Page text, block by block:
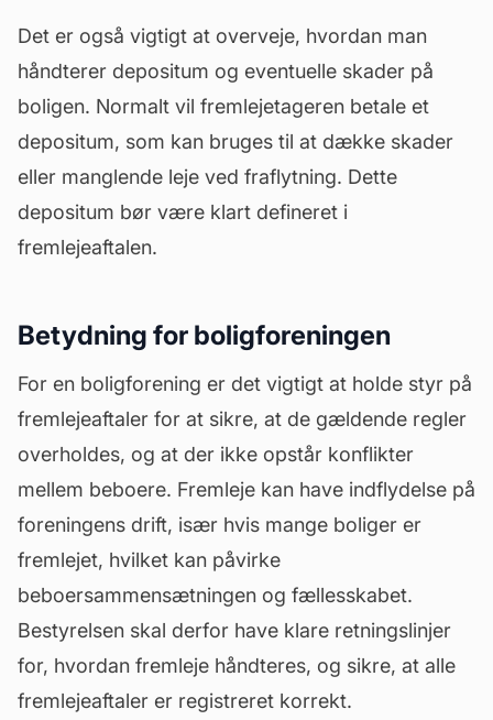
Det er også vigtigt at overveje, hvordan man
håndterer depositum og eventuelle skader på
boligen. Normalt vil fremlejetageren betale et
depositum, som kan bruges til at dække skader
eller manglende leje ved fraflytning. Dette
depositum bør være klart defineret i
fremlejeaftalen.
Betydning for boligforeningen
For en boligforening er det vigtigt at holde styr på
fremlejeaftaler for at sikre, at de gældende regler
overholdes, og at der ikke opstår konflikter
mellem beboere. Fremleje kan have indflydelse på
foreningens drift, især hvis mange boliger er
fremlejet, hvilket kan påvirke
beboersammensætningen og fællesskabet.
Bestyrelsen skal derfor have klare retningslinjer
for, hvordan fremleje håndteres, og sikre, at alle
fremlejeaftaler er registreret korrekt.